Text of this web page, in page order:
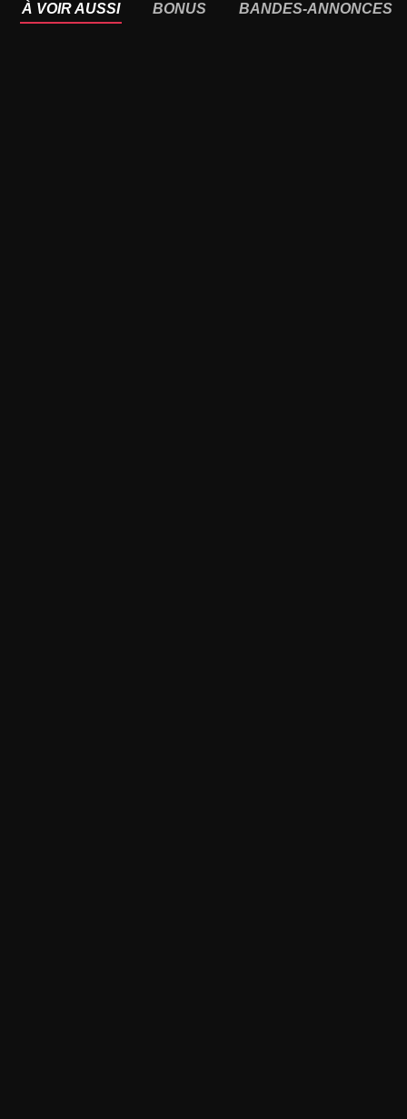
À VOIR AUSSI BONUS BANDES-ANNONCES